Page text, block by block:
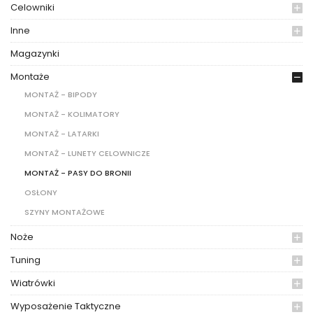
Celowniki
Inne
Magazynki
Montaże
MONTAŻ - BIPODY
MONTAŻ - KOLIMATORY
MONTAŻ - LATARKI
MONTAŻ - LUNETY CELOWNICZE
MONTAŻ - PASY DO BRONII
OSŁONY
SZYNY MONTAŻOWE
Noże
Tuning
Wiatrówki
Wyposażenie Taktyczne